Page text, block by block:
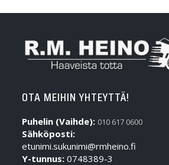
OTA MEIHIN YHTEYTTÄ!
Puhelin (Vaihde): 010 617 0600
Sähköposti:
etunimi.sukunimi@rmheino.fi
Y-tunnus: 0748389-3